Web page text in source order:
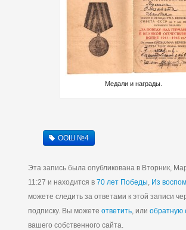
Медали и награды.
ООШ №4
Эта запись была опубликована в Вторник,
11:27 и находится в 70 лет Победы, Из
можете следить за ответами к этой записи
подписку. Вы можете ответить, или обратную
вашего собственного сайта.